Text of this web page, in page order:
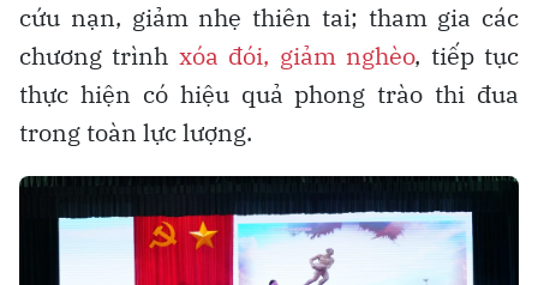
cứu nạn, giảm nhẹ thiên tai; tham gia các
chương trình xóa đói, giảm nghèo, tiếp tục
thực hiện có hiệu quả phong trào thi đua
trong toàn lực lượng.